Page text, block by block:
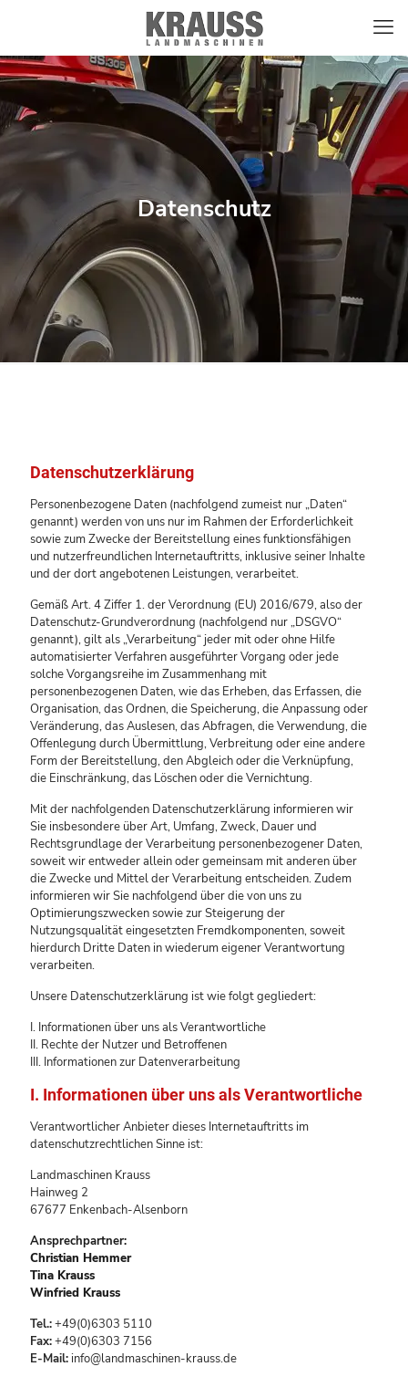
Datenschutz
Datenschutzerklärung
Personenbezogene Daten (nachfolgend zumeist nur „Daten“
genannt) werden von uns nur im Rahmen der Erforderlichkeit
sowie zum Zwecke der Bereitstellung eines funktionsfähigen
und nutzerfreundlichen Internetauftritts, inklusive seiner Inhalte
und der dort angebotenen Leistungen, verarbeitet.
Gemäß Art. 4 Ziffer 1. der Verordnung (EU) 2016/679, also der
Datenschutz-Grundverordnung (nachfolgend nur „DSGVO“
genannt), gilt als „Verarbeitung“ jeder mit oder ohne Hilfe
automatisierter Verfahren ausgeführter Vorgang oder jede
solche Vorgangsreihe im Zusammenhang mit
personenbezogenen Daten, wie das Erheben, das Erfassen, die
Organisation, das Ordnen, die Speicherung, die Anpassung oder
Veränderung, das Auslesen, das Abfragen, die Verwendung, die
Offenlegung durch Übermittlung, Verbreitung oder eine andere
Form der Bereitstellung, den Abgleich oder die Verknüpfung,
die Einschränkung, das Löschen oder die Vernichtung.
Mit der nachfolgenden Datenschutzerklärung informieren wir
Sie insbesondere über Art, Umfang, Zweck, Dauer und
Rechtsgrundlage der Verarbeitung personenbezogener Daten,
soweit wir entweder allein oder gemeinsam mit anderen über
die Zwecke und Mittel der Verarbeitung entscheiden. Zudem
informieren wir Sie nachfolgend über die von uns zu
Optimierungszwecken sowie zur Steigerung der
Nutzungsqualität eingesetzten Fremdkomponenten, soweit
hierdurch Dritte Daten in wiederum eigener Verantwortung
verarbeiten.
Unsere Datenschutzerklärung ist wie folgt gegliedert:
I. Informationen über uns als Verantwortliche
II. Rechte der Nutzer und Betroffenen
III. Informationen zur Datenverarbeitung
I. Informationen über uns als Verantwortliche
Verantwortlicher Anbieter dieses Internetauftritts im
datenschutzrechtlichen Sinne ist:
Landmaschinen Krauss
Hainweg 2
67677 Enkenbach-Alsenborn
Ansprechpartner:
Christian Hemmer
Tina Krauss
Winfried Krauss
Tel.:+49(0)6303 5110
Fax:+49(0)6303 7156
E-Mail:info@landmaschinen-krauss.de